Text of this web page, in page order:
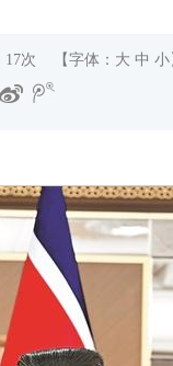
17次 【字体： 大 中 小